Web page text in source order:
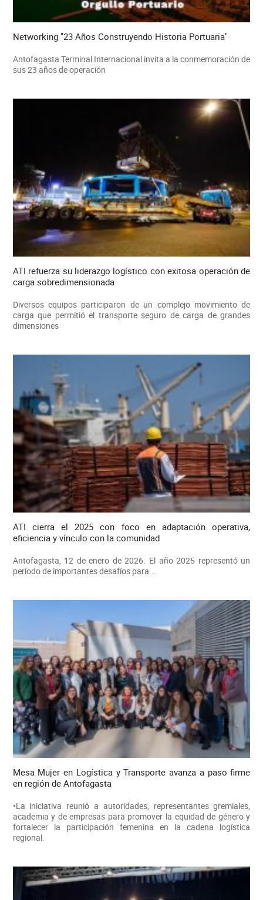
Networking "23 Años Construyendo Historia Portuaria"
Antofagasta Terminal Internacional invita a la conmemoración de
sus 23 años de operación
ATI refuerza su liderazgo logístico con exitosa operación de
carga sobredimensionada
Diversos equipos participaron de un complejo movimiento de
carga que permitió el transporte seguro de carga de grandes
dimensiones
ATI cierra el 2025 con foco en adaptación operativa,
eficiencia y vínculo con la comunidad
Antofagasta, 12 de enero de 2026. El año 2025 representó un
período de importantes desafíos para...
Mesa Mujer en Logística y Transporte avanza a paso firme
en región de Antofagasta
•La iniciativa reunió a autoridades, representantes gremiales,
academia y de empresas para promover la equidad de género y
fortalecer la participación femenina en la cadena logística
regional.